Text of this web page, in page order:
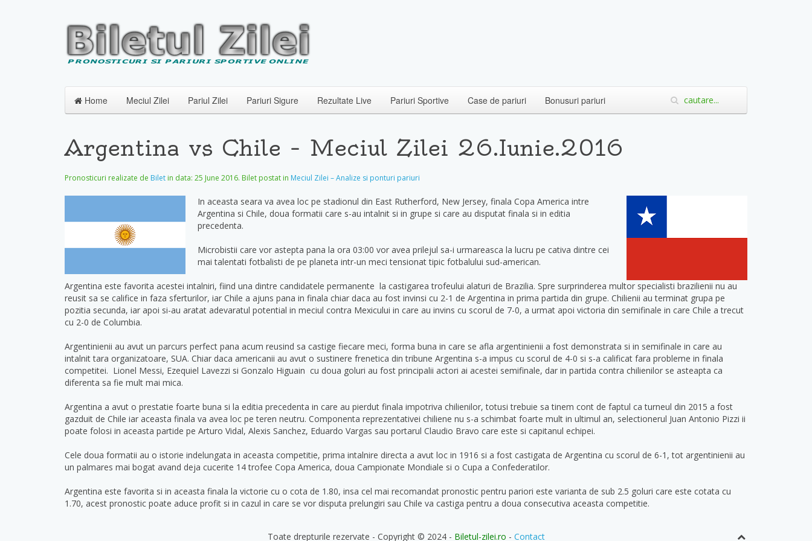
Home Meciul Zilei Pariul Zilei Pariuri Sigure Rezultate Live Pariuri Sportive Case de pariuri Bonusuri pariuri
Argentina vs Chile – Meciul Zilei 26.Iunie.2016
Pronosticuri realizate de Bilet in data: 25 June 2016. Bilet postat in Meciul Zilei – Analize si ponturi pariuri
In aceasta seara va avea loc pe stadionul din East Rutherford, New Jersey, finala Copa America intre
Argentina si Chile, doua formatii care s-au intalnit si in grupe si care au disputat finala si in editia
precedenta.
Microbistii care vor astepta pana la ora 03:00 vor avea prilejul sa-i urmareasca la lucru pe cativa dintre cei
mai talentati fotbalisti de pe planeta intr-un meci tensionat tipic fotbalului sud-american.
Argentina este favorita acestei intalniri, fiind una dintre candidatele permanente la castigarea trofeului alaturi de Brazilia. Spre surprinderea multor specialisti brazilienii nu au
reusit sa se califice in faza sferturilor, iar Chile a ajuns pana in finala chiar daca au fost invinsi cu 2-1 de Argentina in prima partida din grupe. Chilienii au terminat grupa pe
pozitia secunda, iar apoi si-au aratat adevaratul potential in meciul contra Mexicului in care au invins cu scorul de 7-0, a urmat apoi victoria din semifinale in care Chile a trecut
cu 2-0 de Columbia.
Argentinienii au avut un parcurs perfect pana acum reusind sa castige fiecare meci, forma buna in care se afla argentinienii a fost demonstrata si in semifinale in care au
intalnit tara organizatoare, SUA. Chiar daca americanii au avut o sustinere frenetica din tribune Argentina s-a impus cu scorul de 4-0 si s-a calificat fara probleme in finala
competitei. Lionel Messi, Ezequiel Lavezzi si Gonzalo Higuain cu doua goluri au fost principalii actori ai acestei semifinale, dar in partida contra chilienilor se asteapta ca
diferenta sa fie mult mai mica.
Argentina a avut o prestatie foarte buna si la editia precedenta in care au pierdut finala impotriva chilienilor, totusi trebuie sa tinem cont de faptul ca turneul din 2015 a fost
gazduit de Chile iar aceasta finala va avea loc pe teren neutru. Componenta reprezentativei chiliene nu s-a schimbat foarte mult in ultimul an, selectionerul Juan Antonio Pizzi ii
poate folosi in aceasta partide pe Arturo Vidal, Alexis Sanchez, Eduardo Vargas sau portarul Claudio Bravo care este si capitanul echipei.
Cele doua formatii au o istorie indelungata in aceasta competitie, prima intalnire directa a avut loc in 1916 si a fost castigata de Argentina cu scorul de 6-1, tot argentinienii au
un palmares mai bogat avand deja cucerite 14 trofee Copa America, doua Campionate Mondiale si o Cupa a Confederatilor.
Argentina este favorita si in aceasta finala la victorie cu o cota de 1.80, insa cel mai recomandat pronostic pentru pariori este varianta de sub 2.5 goluri care este cotata cu
1.70, acest pronostic poate aduce profit si in cazul in care se vor disputa prelungiri sau Chile va castiga pentru a doua consecutiva aceasta competitie.
Toate drepturile rezervate - Copyright © 2024 - Biletul-zilei.ro - Contact